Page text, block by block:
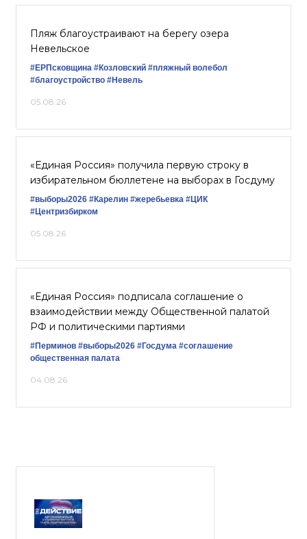
Пляж благоустраивают на берегу озера
Невельское
#ЕРПсковщина #Козловский #пляжный волебол
#благоустройство #Невель
05.08.26
«Единая Россия» получила первую строку в
избирательном бюллетене на выборах в Госдуму
#выборы2026 #Карелин #жеребьевка #ЦИК
#Центризбирком
05.08.26
«Единая Россия» подписала соглашение о
взаимодействии между Общественной палатой
РФ и политическими партиями
#Перминов #выборы2026 #Госдума #соглашение
общественная палата
04.08.26